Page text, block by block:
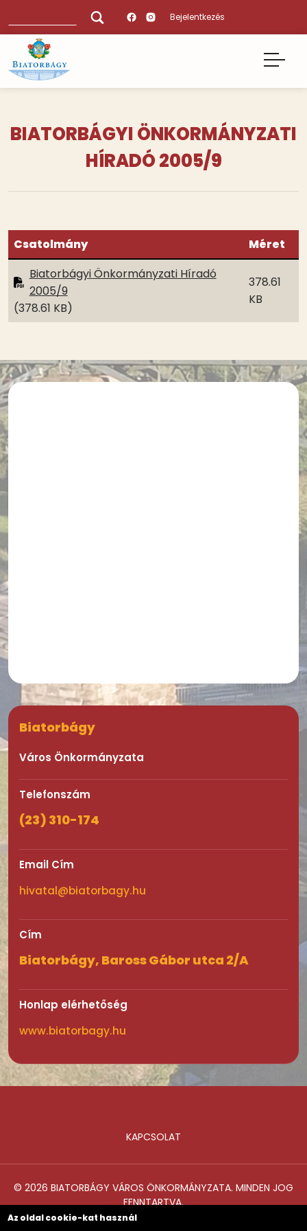
tartalomra
Bejelentkezés
BIATORBÁGYI ÖNKORMÁNYZATI
HÍRADÓ 2005/9
Csatolmány
Méret
Biatorbágyi Önkormányzati Híradó
2005/9
(378.61 KB)
378.61
KB
Biatorbágy
Város Önkormányzata
Telefonszám
(23) 310-174
Email Cím
hivatal@biatorbagy.hu
Cím
Biatorbágy, Baross Gábor utca 2/A
Honlap elérhetőség
www.biatorbagy.hu
KAPCSOLAT
© 2026 BIATORBÁGY VÁROS ÖNKORMÁNYZATA. MINDEN JOG
FENNTARTVA.
Az oldal cookie-kat használ